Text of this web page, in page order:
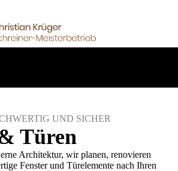
UND SICHER
Türen
Architektur, wir planen, renovieren
Fenster und Türelemente nach Ihren